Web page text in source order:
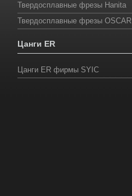
Твердосплавные фрезы Hanita
Твердосплавные фрезы OSCAR
Цанги ER
Цанги ER фирмы SYIС